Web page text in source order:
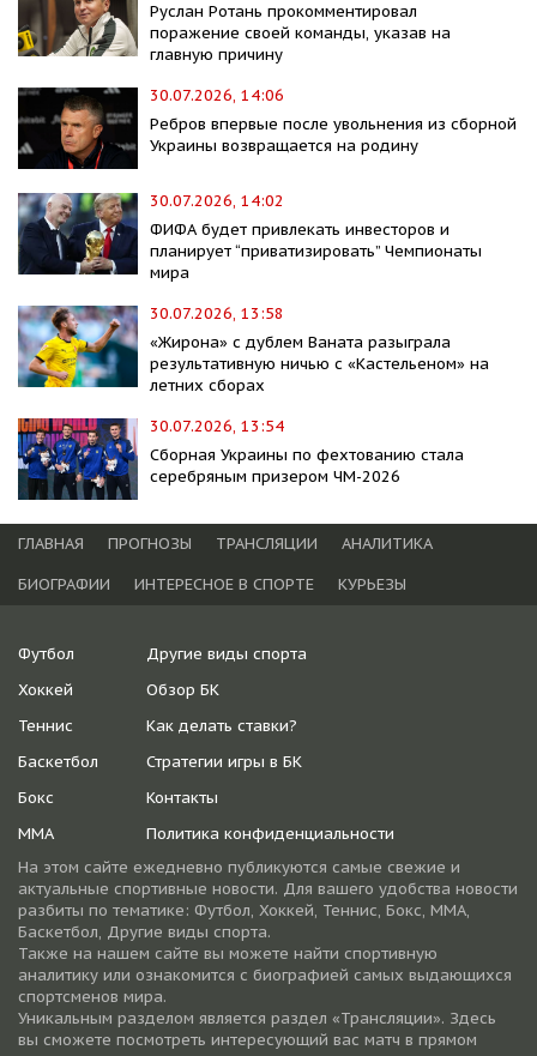
Руслан Ротань прокомментировал
поражение своей команды, указав на
главную причину
30.07.2026, 14:06
Ребров впервые после увольнения из сборной
Украины возвращается на родину
30.07.2026, 14:02
ФИФА будет привлекать инвесторов и
планирует “приватизировать” Чемпионаты
мира
30.07.2026, 13:58
«Жирона» с дублем Ваната разыграла
результативную ничью с «Кастельеном» на
летних сборах
30.07.2026, 13:54
Сборная Украины по фехтованию стала
серебряным призером ЧМ-2026
ГЛАВНАЯ ПРОГНОЗЫ ТРАНСЛЯЦИИ
АНАЛИТИКА
БИОГРАФИИ
ИНТЕРЕСНОЕ В СПОРТЕ КУРЬЕЗЫ
Футбол
Хоккей
Теннис
Баскетбол
Бокс
ММА
Другие виды спорта
Обзор БК
Как делать ставки?
Стратегии игры в БК
Контакты
Политика конфиденциальности
На этом сайте ежедневно публикуются самые свежие и
актуальные спортивные новости. Для вашего удобства новости
разбиты по тематике: Футбол, Хоккей, Теннис, Бокс, ММА,
Баскетбол, Другие виды спорта.
Также на нашем сайте вы можете найти спортивную
аналитику или ознакомится с биографией самых выдающихся
спортсменов мира.
Уникальным разделом является раздел «Трансляции». Здесь
вы сможете посмотреть интересующий вас матч в прямом